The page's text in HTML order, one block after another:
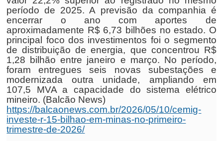
período de 2025. A previsão da companhia é
encerrar o ano com aportes de
aproximadamente R$ 6,73 bilhões no estado. O
principal foco dos investimentos foi o segmento
de distribuição de energia, que concentrou R$
1,28 bilhão entre janeiro e março. No período,
foram entregues seis novas subestações e
modernizada outra unidade, ampliando em
107,5 MVA a capacidade do sistema elétrico
mineiro. (Balcão News)
https://balcaonews.com.br/2026/05/10/cemig-
investe-r-15-bilhao-em-minas-no-primeiro-
trimestre-de-2026/